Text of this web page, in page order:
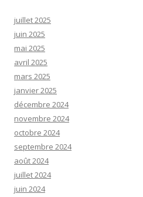
juillet 2025
juin 2025
mai 2025
avril 2025
mars 2025
janvier 2025
décembre 2024
novembre 2024
octobre 2024
septembre 2024
août 2024
juillet 2024
juin 2024